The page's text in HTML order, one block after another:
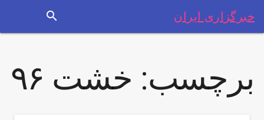
خبرگزاری ایران search
برچسب: خشت ۹۶